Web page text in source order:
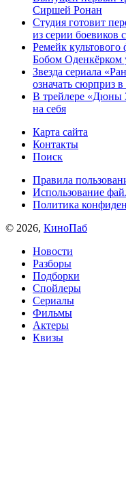
Сиршей Ронан
Студия готовит
из серии боевиков
Ремейк
Бобом Оденкёрком
Звезда сериала
означать сюрприз
В трейлере «Дюны
на себя
Карта сайта
Контакты
Поиск
Правила
Использование
Политика
© 2026, КиноПаб
Новости
Разборы
Подборки
Спойлеры
Сериалы
Фильмы
Актеры
Квизы